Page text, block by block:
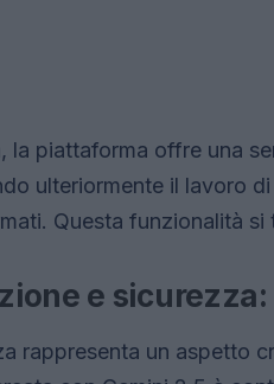
la piattaforma offre una
ulteriormente il lavoro
Questa funzionalità
e
rappresenta un aspetto